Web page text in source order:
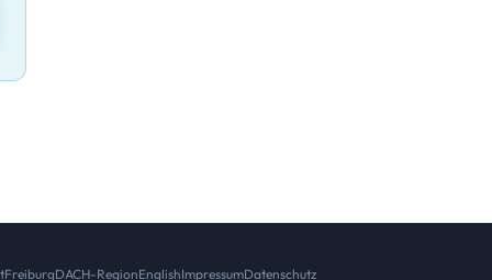
FreiburgDACH-RegionEnglishImpressumDatenschutz